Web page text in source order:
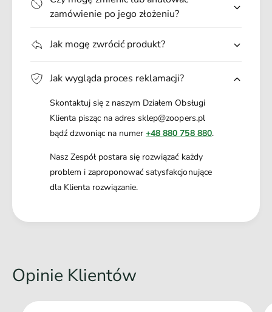
zamówienie po jego złożeniu?
Jak mogę zwrócić produkt?
Jak wygląda proces reklamacji?
Skontaktuj się z naszym Działem Obsługi
Klienta pisząc na adres sklep@zoopers.pl
bądź dzwoniąc na numer+48 880 758 880.
Nasz Zespół postara się rozwiązać każdy
problem i zaproponować satysfakcjonujące
dla Klienta rozwiązanie.
Opinie Klientów